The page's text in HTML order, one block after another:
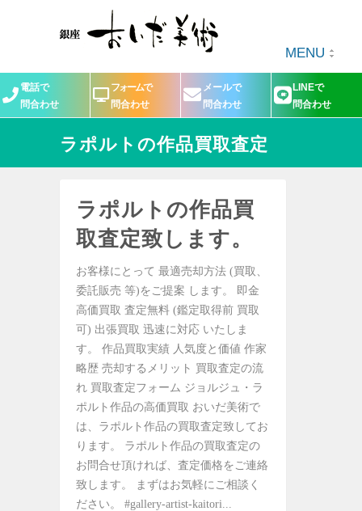
MENU
電話で
問合わせ
フォームで
問合わせ
メールで
問合わせ
LINEで
問合わせ
ラポルトの作品買取査定
ラポルトの作品買
取査定致します。
お客様にとって 最適売却方法 (買取、
委託販売 等)をご提案 します。 即金
高価買取 査定無料 (鑑定取得前 買取
可) 出張買取 迅速に対応 いたしま
す。 作品買取実績 人気度と価値 作家
略歴 売却するメリット 買取査定の流
れ 買取査定フォーム ジョルジュ・ラ
ポルト作品の高価買取 おいだ美術で
は、ラポルト作品の買取査定致してお
ります。 ラポルト作品の買取査定の
お問合せ頂ければ、査定価格をご連絡
致します。 まずはお気軽にご相談く
ださい。 #gallery-artist-kaitori...